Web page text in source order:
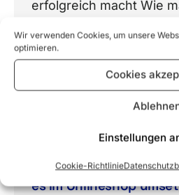
Wir verwenden Cookies, um unsere
optimieren.
Cookies
Einstellungen
Cookie-Richtlinie
erfolgreich macht Wie
Marketing erfolgreich
Ecommerce-Geschäft
Marketing erfolgreich
Was ist Remarketing
es im Onlineshop